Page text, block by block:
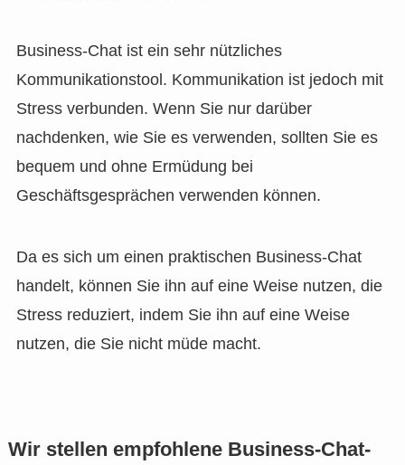
Business-Chat ist ein sehr nützliches
Kommunikationstool. Kommunikation ist jedoch mit
Stress verbunden. Wenn Sie nur darüber
nachdenken, wie Sie es verwenden, sollten Sie es
bequem und ohne Ermüdung bei
Geschäftsgesprächen verwenden können.
Da es sich um einen praktischen Business-Chat
handelt, können Sie ihn auf eine Weise nutzen, die
Stress reduziert, indem Sie ihn auf eine Weise
nutzen, die Sie nicht müde macht.
Wir stellen empfohlene Business-Chat-